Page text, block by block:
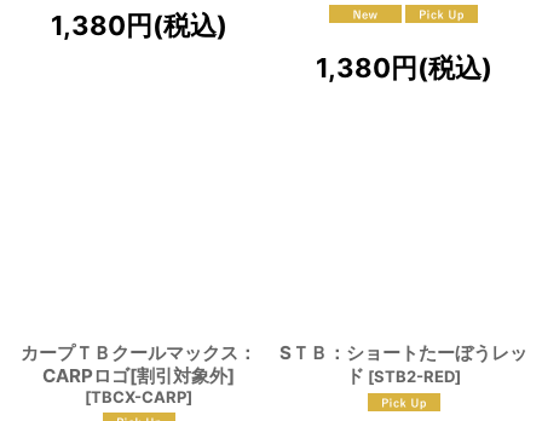
1,380円(税込)
1,380円(税込)
カープＴＢクールマックス：
CARPロゴ[割引対象外]
[TBCX-CARP]
SＴＢ：ショートたーぼうレッ
ド [STB2-RED]